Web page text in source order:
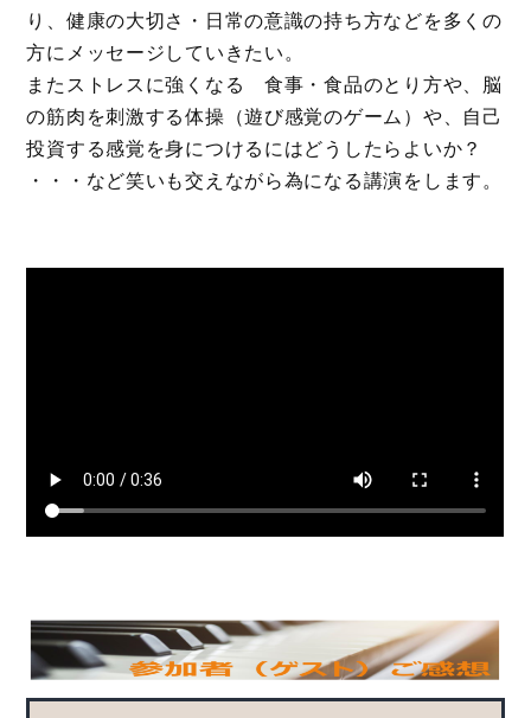
り、健康の大切さ・日常の意識の持ち方などを多くの
方にメッセージしていきたい。
またストレスに強くなる 食事・食品のとり方や、脳
の筋肉を刺激する体操（遊び感覚のゲーム）や、自己
投資する感覚を身につけるにはどうしたらよいか？
・・・など笑いも交えながら為になる講演をします。